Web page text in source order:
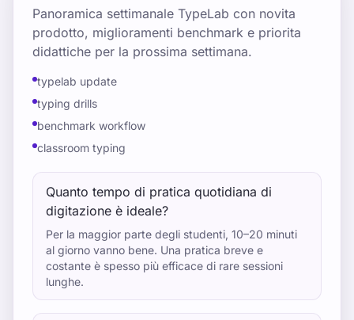
Panoramica settimanale TypeLab con novita
prodotto, miglioramenti benchmark e priorita
didattiche per la prossima settimana.
typelab update
typing drills
benchmark workflow
classroom typing
Quanto tempo di pratica quotidiana di
digitazione è ideale?
Per la maggior parte degli studenti, 10–20 minuti
al giorno vanno bene. Una pratica breve e
costante è spesso più efficace di rare sessioni
lunghe.